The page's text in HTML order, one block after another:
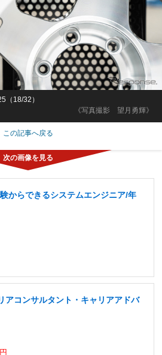
《写真撮影 望月勇輝》
（18/32）
この記事へ戻る
からできるシステムエンジニア/年
アコンサルタント・キャリアアドバ